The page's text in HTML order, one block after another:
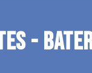
-